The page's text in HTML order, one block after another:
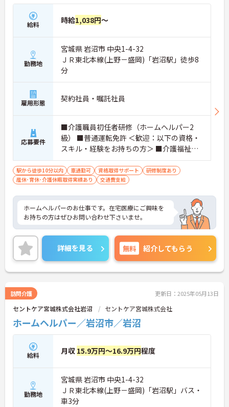
給料 時給1,038円～
勤務地
宮城県 岩沼市 中央1-4-32
ＪＲ東北本線(上野－盛岡)「岩沼駅」徒歩8
分
雇用形態 契約社員・嘱託社員
応募要件
■介護職員初任者研修（ホームヘルパー2
級） ■普通運転免許 ＜歓迎：以下の資格・
スキル・経験をお持ちの方＞ ■介護福祉士
■介護職員実務者研修（ホームヘルパー1
級・介護職員基礎研修）
駅から徒歩10分以内 車通勤可 資格取得サポート
研修制度あり
産休･育休･介護休暇取得実績あり
交通費支給
ホームヘルパーのお仕事です。在宅医療にご興味を
お持ちの方はぜひお問い合わせ下さいませ。
詳細を見る 無料 紹介してもらう
訪問介護 更新日：2025年05月13日
セントケア宮城株式会社岩沼 セントケア宮城株式会社
ホームヘルパー／岩沼市／岩沼
給料 月収 15.9万円～16.9万円程度
勤務地
宮城県 岩沼市 中央1-4-32
ＪＲ東北本線(上野－盛岡)「岩沼駅」バス・
車3分